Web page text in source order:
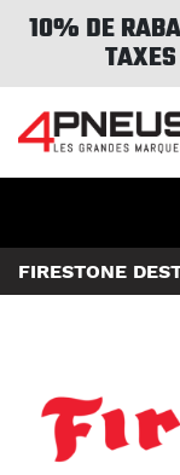
10% DE
FIRESTONE